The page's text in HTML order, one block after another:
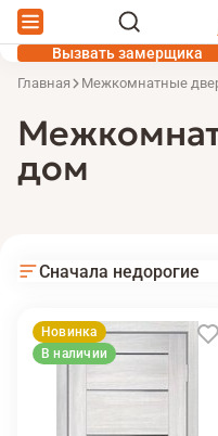
Вызвать замерщика
Главная Межкомнатные
дом
Сначала недорогие
Новинка
В наличии